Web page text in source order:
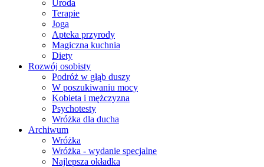
Uroda
Terapie
Joga
Apteka przyrody
Magiczna kuchnia
Diety
Rozwój osobisty
Podróż w głąb duszy
W poszukiwaniu mocy
Kobieta i mężczyzna
Psychotesty
Wróżka dla ducha
Archiwum
Wróżka
Wróżka - wydanie specjalne
Najlepsza okładka